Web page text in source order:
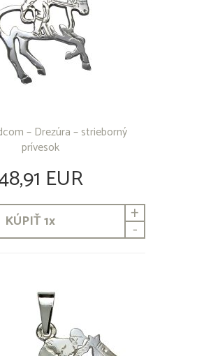
– Drezúra – strieborný
prívesok
EUR
KÚPIŤ1x +
-